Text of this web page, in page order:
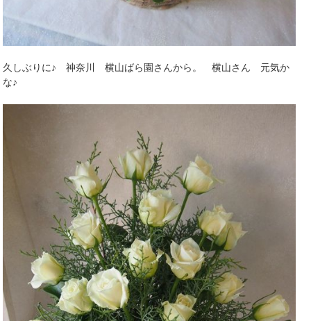
久しぶりに♪ 神奈川 横山ばら園さんから。 横山さん 元気か
な♪